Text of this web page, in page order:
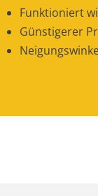
Funktioniert
Günstigerer